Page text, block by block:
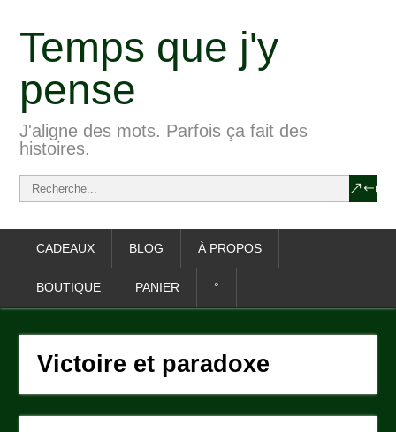
Temps que j'y
pense
J'aligne des mots. Parfois ça fait des
histoires.
CADEAUX BLOG À PROPOS
BOUTIQUE PANIER °
Victoire et paradoxe